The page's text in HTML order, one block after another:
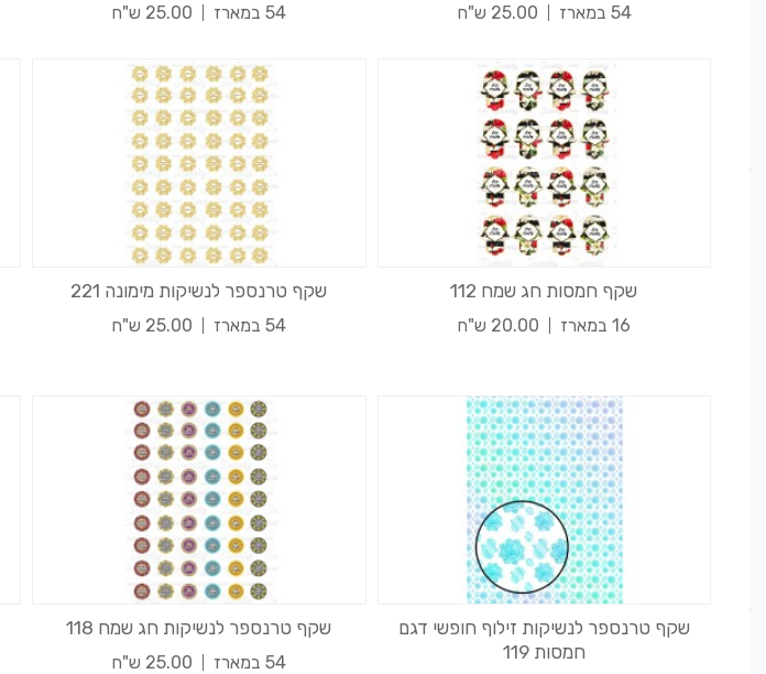
54 במארז 25.00 ש"ח 54 במארז 25.00 ש"ח
שקף חמסות חג שמח 112
16 במארז 20.00 ש"ח
שקף טרנספר לנשיקות מימונה 221
54 במארז 25.00 ש"ח
שקף טרנספר לנשיקות זילוף חופשי דגם
חמסות 119
שקף טרנספר לנשיקות חג שמח 118
54 במארז 25.00 ש"ח